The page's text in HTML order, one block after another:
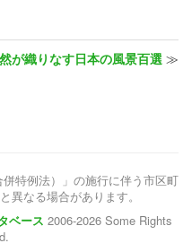
が織りなす日本の風景百選 ≫
特例法）」の施行に伴う市区町
異なる場合があります。
ベース 2006-2026 Some Rights